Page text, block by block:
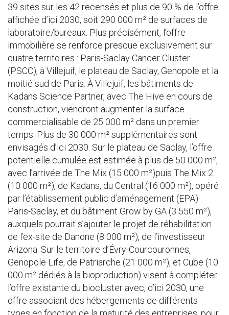
39 sites sur les 42 recensés et plus de 90 % de l’offre
affichée d’ici 2030, soit 290 000 m² de surfaces de
laboratoire/bureaux. Plus précisément, l’offre
immobilière se renforce presque exclusivement sur
quatre territoires : Paris-Saclay Cancer Cluster
(PSCC), à Villejuif, le plateau de Saclay, Genopole et la
moitié sud de Paris. À Villejuif, les bâtiments de
Kadans Science Partner, avec The Hive en cours de
construction, viendront augmenter la surface
commercialisable de 25 000 m² dans un premier
temps. Plus de 30 000 m² supplémentaires sont
envisagés d’ici 2030. Sur le plateau de Saclay, l’offre
potentielle cumulée est estimée à plus de 50 000 m²,
avec l’arrivée de The Mix (15 000 m²)puis The Mix 2
(10 000 m²), de Kadans, du Central (16 000 m²), opéré
par l’établissement public d’aménagement (EPA)
Paris-Saclay, et du bâtiment Grow by GA (3 550 m²),
auxquels pourrait s’ajouter le projet de réhabilitation
de l’ex-site de Danone (8 000 m²), de l’investisseur
Arizona. Sur le territoire d’Évry-Courcouronnes,
Genopole Life, de Patriarche (21 000 m²), et Cube (10
000 m² dédiés à la bioproduction) visent à compléter
l’offre existante du biocluster avec, d’ici 2030, une
offre associant des hébergements de différents